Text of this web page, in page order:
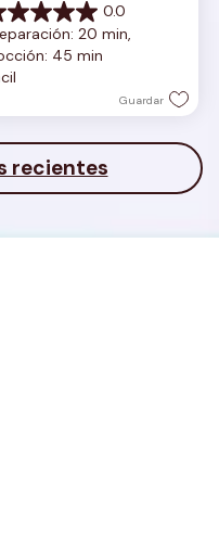
0.0
20 min,
45 min
Guardar
recientes